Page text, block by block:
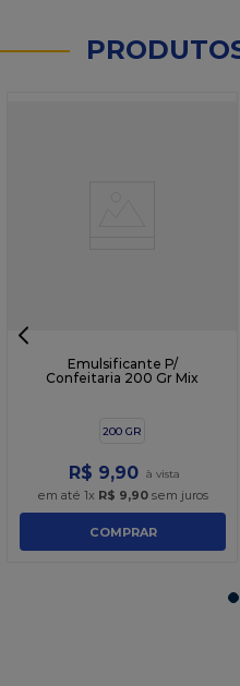
Emulsificante P/
Confeitaria 200 Gr Mix
200 GR
R$ 9,90
em até 1x R$ 9,90sem juros
COMPRAR